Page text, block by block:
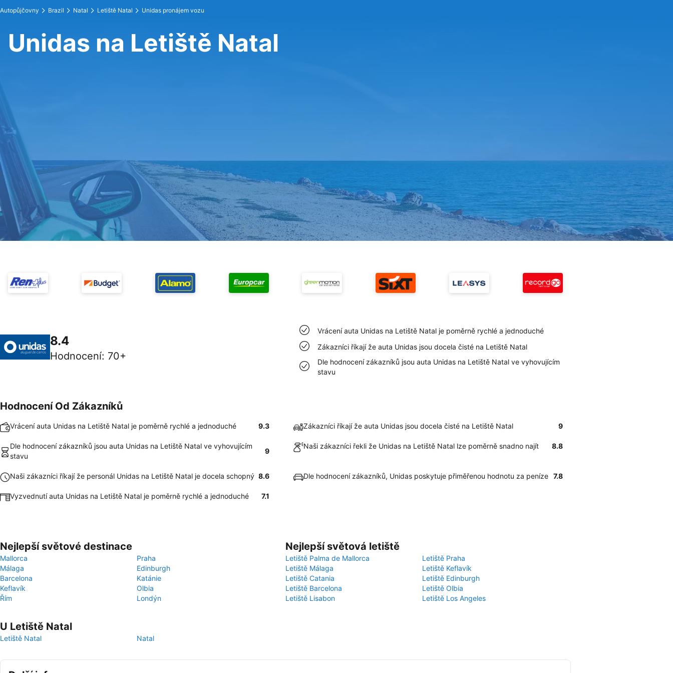
Autopůjčovny Brazil Natal Letiště Natal Unidas pronájem vozu
Unidas na Letiště Natal
8.4
Hodnocení: 70+
Vrácení auta Unidas na Letiště Natal je poměrně rychlé a jednoduché
Zákazníci říkají že auta Unidas jsou docela čisté na Letiště Natal
Dle hodnocení zákazníků jsou auta Unidas na Letiště Natal ve vyhovujícím
stavu
Hodnocení Od Zákazníků
Vrácení auta Unidas na Letiště Natal je poměrně rychlé a jednoduché 9.3 Zákazníci říkají že auta Unidas jsou docela čisté na Letiště Natal 9
Dle hodnocení zákazníků jsou auta Unidas na Letiště Natal ve vyhovujícím
stavu
9
Naši zákazníci řekli že Unidas na Letiště Natal lze poměrně snadno najít 8.8
Naši zákazníci říkají že personál Unidas na Letiště Natal je docela schopný 8.6 Dle hodnocení zákazníků, Unidas poskytuje přiměřenou hodnotu za peníze 7.8
Vyzvednutí auta Unidas na Letiště Natal je poměrně rychlé a jednoduché 7.1
Nejlepší světové destinace
Mallorca
Praha
Málaga
Edinburgh
Barcelona
Katánie
Keflavík
Olbia
Řím
Londýn
Nejlepší světová letiště
Letiště Palma de Mallorca
Letiště Praha
Letiště Málaga
Letiště Keflavík
Letiště Catania
Letiště Edinburgh
Letiště Barcelona
Letiště Olbia
Letiště Lisabon
Letiště Los Angeles
U Letiště Natal
Letiště Natal Natal